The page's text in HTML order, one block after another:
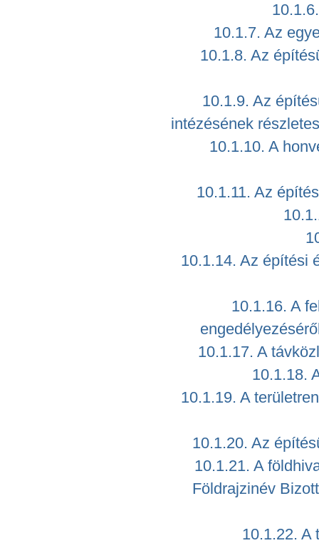
10.1.7. Az
10.1.8. Az
10.1.9. Az
intézésének
10.1.10. A
10.1.11. Az
10.1.14. Az építési
10.1.16. A
10.1.17. A
10.1.18.
10.1.19. A
10.1.20. Az
10.1.21. A
Földrajzinév
10.1.22. A